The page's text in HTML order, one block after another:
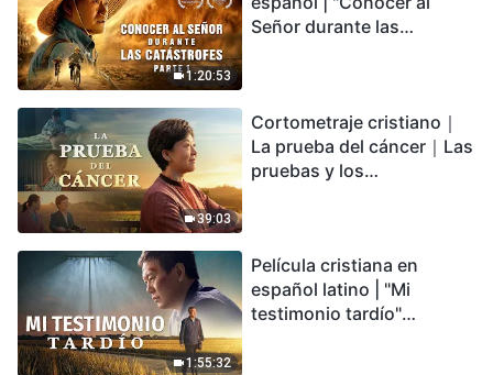
1:20:53
Señor durante las
encontrarás refugio?
39:03
Cortometraje cristiano｜
La prueba del cáncer｜Las
pruebas y los
1:55:32
Película cristiana en
español latino | "Mi
testimonio tardío"